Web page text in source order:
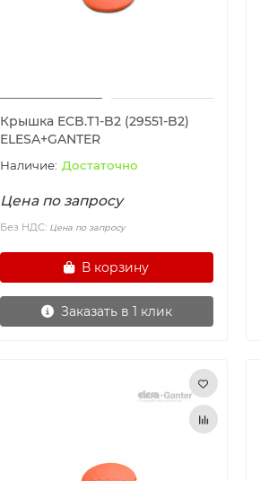
Крышка ECB.T1-B2 (29551-B2)
ELESA+GANTER
Достаточно
Цена по запросу
Без НДС: Цена по запросу
В корзину
Заказать в 1 клик